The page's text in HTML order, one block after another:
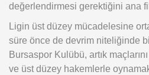
değerlendirmesi gerektiğini ana
Ligin üst düzey mücadelesine
süre önce de devrim niteliğinde
Bursaspor Kulübü, artık
ve üst düzey hakemlerle